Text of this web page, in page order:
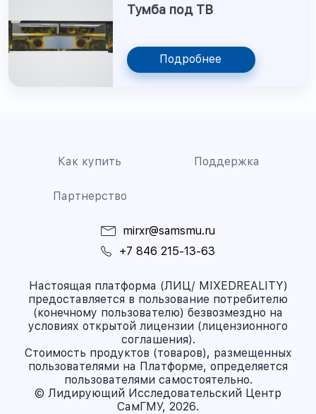
Тумба под ТВ
Подробнее
Как купить Поддержка
Партнерство
mirxr@samsmu.ru
+7 846 215-13-63
Настоящая платформа (ЛИЦ/ MIXEDREALITY)
предоставляется в пользование потребителю
(конечному пользователю) безвозмездно на
условиях открытой лицензии (лицензионного
соглашения).
Стоимость продуктов (товаров), размещенных
пользователями на Платформе, определяется
пользователями самостоятельно.
© Лидирующий Исследовательский Центр
СамГМУ, 2026.